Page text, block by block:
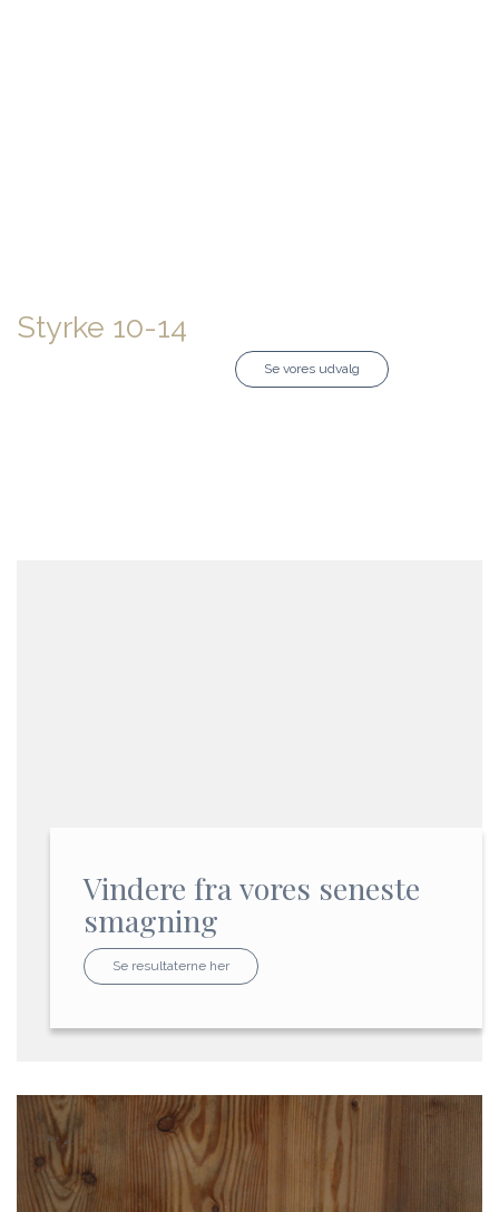
Styrke 10-14
Se vores udvalg
Vindere fra vores seneste
smagning
Se resultaterne her